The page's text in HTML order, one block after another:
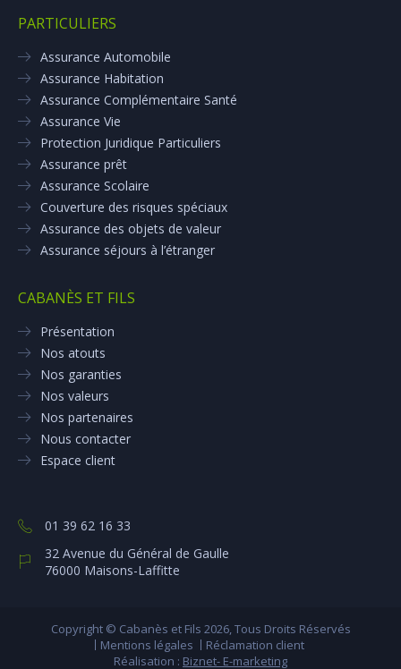
PARTICULIERS
Assurance Automobile
Assurance Habitation
Assurance Complémentaire Santé
Assurance Vie
Protection Juridique Particuliers
Assurance prêt
Assurance Scolaire
Couverture des risques spéciaux
Assurance des objets de valeur
Assurance séjours à l’étranger
CABANÈS ET FILS
Présentation
Nos atouts
Nos garanties
Nos valeurs
Nos partenaires
Nous contacter
Espace client
01 39 62 16 33
32 Avenue du Général de Gaulle
76000 Maisons-Laffitte
Copyright © Cabanès et Fils 2026, Tous Droits Réservés
Mentions légales
Réclamation client
Réalisation : Biznet- E-marketing